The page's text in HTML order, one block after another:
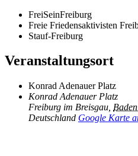
FreiSeinFreiburg
Freie Friedensaktivisten
Stauf-Freiburg
Veranstaltungsort
Konrad Adenauer Platz
Konrad Adenauer Platz
Freiburg im Breisgau
Deutschland Google Karte